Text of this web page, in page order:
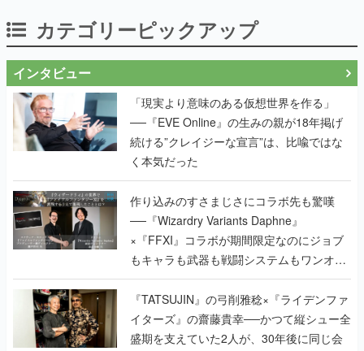
カテゴリーピックアップ
インタビュー
「現実より意味のある仮想世界を作る」
──『EVE Online』の生みの親が18年掲げ
続ける”クレイジーな宣言”は、比喩ではな
く本気だった
作り込みのすさまじさにコラボ先も驚嘆
──『Wizardry Variants Daphne』
×『FFXI』コラボが期間限定なのにジョブ
もキャラも武器も戦闘システムもワンオフ
で作り込まれた理由を両ディレクターに聞
く
『TATSUJIN』の弓削雅稔×『ライデンファ
イターズ』の齋藤貴幸──かつて縦シュー全
盛期を支えていた2人が、30年後に同じ会